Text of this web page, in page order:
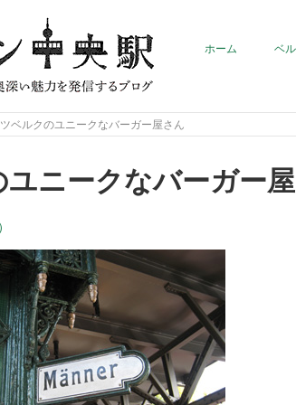
ホーム ベ
ベルクのユニークなバーガー屋さん
ニークなバーガー